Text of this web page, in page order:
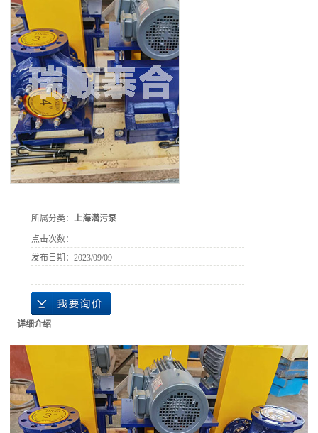
所属分类： 上海潜污泵
点击次数：
发布日期： 2023/09/09
详细介绍